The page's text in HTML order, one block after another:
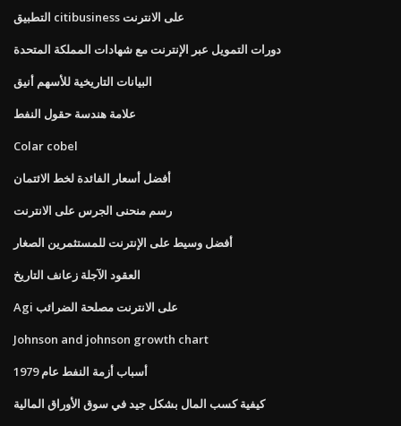
التطبيق citibusiness على الانترنت
دورات التمويل عبر الإنترنت مع شهادات المملكة المتحدة
البيانات التاريخية للأسهم أنيق
علامة هندسة حقول النفط
Colar cobel
أفضل أسعار الفائدة لخط الائتمان
رسم منحنى الجرس على الانترنت
أفضل وسيط على الإنترنت للمستثمرين الصغار
العقود الآجلة زعانف التاريخ
Agi على الانترنت مصلحة الضرائب
Johnson and johnson growth chart
أسباب أزمة النفط عام 1979
كيفية كسب المال بشكل جيد في سوق الأوراق المالية